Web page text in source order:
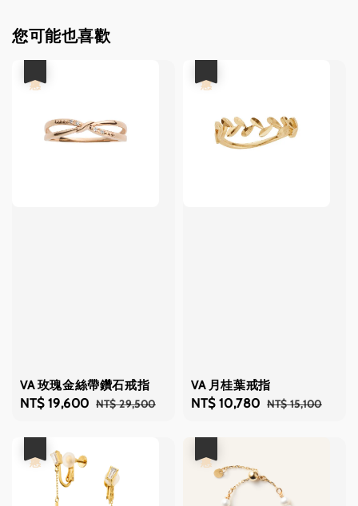
您可能也喜歡
VA 玫瑰金絲帶鑽石戒指
Sale
NT$ 19,600 Regular
NT$ 29,500
VA 月桂葉戒指
Sale
NT$ 10,780 Regular
NT$ 15,100